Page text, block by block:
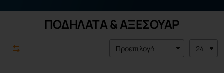
ΠΟΔΗΛΑΤΑ & ΑΞΕΣΟΥΑΡ